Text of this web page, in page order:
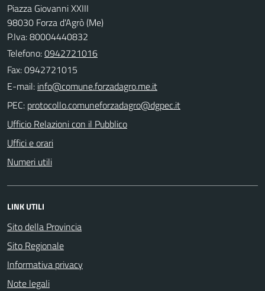
Piazza Giovanni XXIII
98030 Forza d'Agrò (Me)
P.Iva: 80004440832
Telefono:0942721016
Fax: 0942721015
E-mail:
PEC:
Ufficio Relazioni con il Pubblico
Uffici e orari
Numeri utili
LINK UTILI
Sito della Provincia
Sito Regionale
Informativa privacy
Note legali